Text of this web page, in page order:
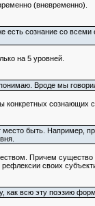
(вневременно).
есть сознание со
на 5 уровней.
Вроде мы
конкретных сознающих
место быть. Например,
Причем
своих
как всю эту поэзию